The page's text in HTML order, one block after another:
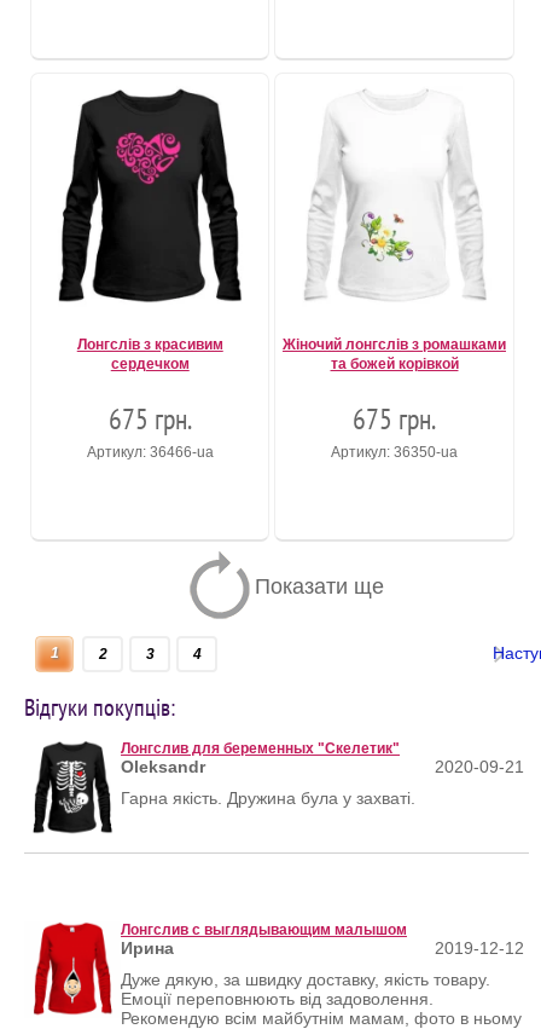
Лонгслів з красивим
сердечком
675 грн.
Артикул: 36466-ua
Жіночий лонгслів з ромашками
та божей корівкой
675 грн.
Артикул: 36350-ua
Показати ще
1 2 3 4
Відгуки покупців:
Лонгслив для беременных "Скелетик"
Oleksandr
2020-09-21
Гарна якість. Дружина була у захваті.
Лонгслив с выглядывающим малышом
Ирина
2019-12-12
Дуже дякую, за швидку доставку, якість товару.
Емоції переповнюють від задоволення.
Рекомендую всім майбутнім мамам, фото в ньому